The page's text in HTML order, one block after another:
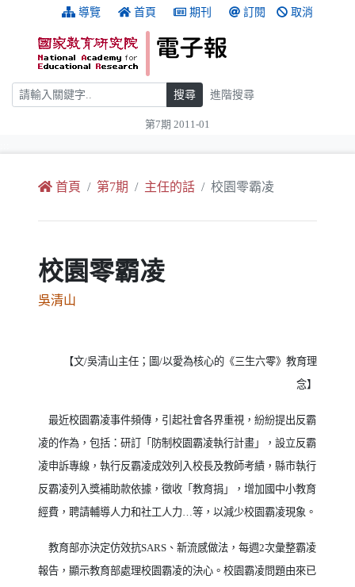
跳到主要內容 導覽 首頁 期刊 訂閱 取消
搜尋 搜尋 進階搜尋
第7期 2011-01
首頁 第7期 主任的話 校園零霸凌
校園零霸凌
吳清山
【文/吳清山主任；圖/以愛為核心的《三生六零》教育理
念】
最近校園霸凌事件頻傳，引起社會各界重視，紛紛提出反霸
凌的作為，包括：研訂「防制校園霸凌執行計畫」，設立反霸
凌申訴專線，執行反霸凌成效列入校長及教師考績，縣市執行
反霸凌列入獎補助款依據，徵收「教育捐」，增加國中小教育
經費，聘請輔導人力和社工人力…等，以減少校園霸凌現象。
教育部亦決定仿效抗SARS 、新流感做法，每週2次彙整霸凌
報告，顯示教育部處理校園霸凌的決心。校園霸凌問題由來已